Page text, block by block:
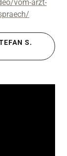
vom-arzt-
S.